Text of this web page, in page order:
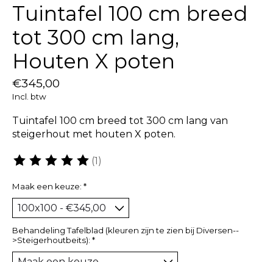
Tuintafel 100 cm breed
tot 300 cm lang,
Houten X poten
€345,00
Incl. btw
Tuintafel 100 cm breed tot 300 cm lang van
steigerhout met houten X poten.
De beoordeling van dit product is
(1)
Maak een keuze: *
Behandeling Tafelblad (kleuren zijn te zien bij Diversen--
>Steigerhoutbeits): *